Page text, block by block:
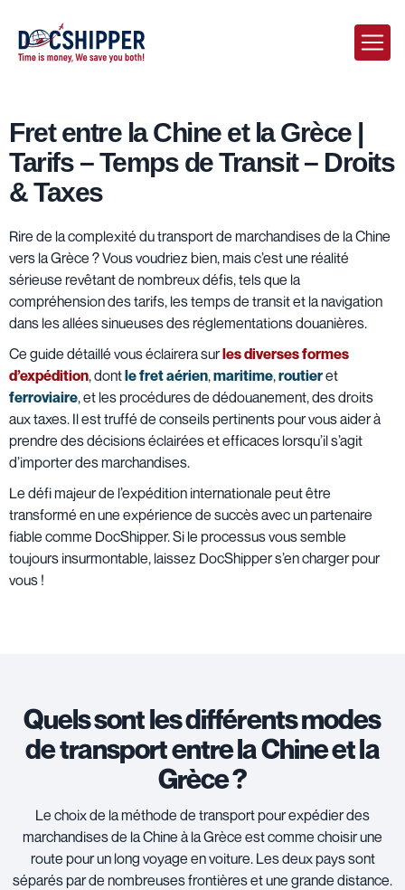
Fret entre la Chine et la Grèce |
Tarifs – Temps de Transit – Droits
& Taxes
Rire de la complexité du transport de marchandises de la Chine
vers la Grèce ? Vous voudriez bien, mais c’est une réalité
sérieuse revêtant de nombreux défis, tels que la
compréhension des tarifs, les temps de transit et la navigation
dans les allées sinueuses des réglementations douanières.
Ce guide détaillé vous éclairera surles diverses formes
d’expédition, dontle fret aérien,maritime,routieret
ferroviaire, et les procédures de dédouanement, des droits
aux taxes. Il est truffé de conseils pertinents pour vous aider à
prendre des décisions éclairées et efficaces lorsqu’il s’agit
d’importer des marchandises.
Le défi majeur de l’expédition internationale peut être
transformé en une expérience de succès avec un partenaire
fiable comme DocShipper. Si le processus vous semble
toujours insurmontable, laissez DocShipper s’en charger pour
vous !
Quels sont les différents modes
de transport entre la Chine et la
Grèce ?
Le choix de la méthode de transport pour expédier des
marchandises de la Chine à la Grèce est comme choisir une
route pour un long voyage en voiture. Les deux pays sont
séparés par de nombreuses frontières et une grande distance.